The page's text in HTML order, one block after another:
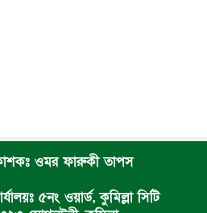
ওমর ফারুকী তাপস
৫নং ওয়ার্ড, কুমিল্লা সিটি